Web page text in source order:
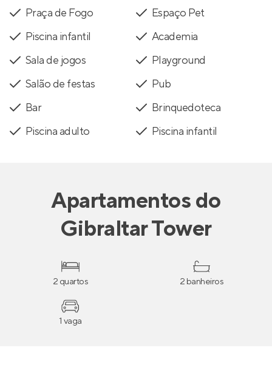
Praça de Fogo
Espaço Pet
Piscina infantil
Academia
Sala de jogos
Playground
Salão de festas
Pub
Bar
Brinquedoteca
Piscina adulto
Piscina infantil
Apartamentosdo
Gibraltar Tower
2 quartos 2 banheiros
1 vaga